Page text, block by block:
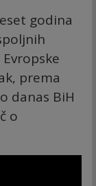
godina
prema
danas BiH
o